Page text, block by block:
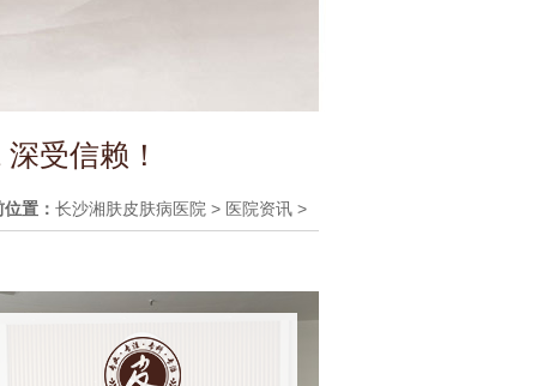
受信赖！
置： 长沙湘肤皮肤病医院 > 医院资讯 >